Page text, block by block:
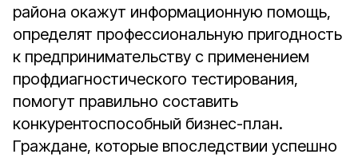
района окажут информационную помощь,
определят профессиональную пригодность
к предпринимательству с применением
профдиагностического тестирования,
помогут правильно составить
конкурентоспособный бизнес-план.
Граждане, которые впоследствии успешно